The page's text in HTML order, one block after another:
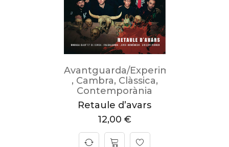
Avantguarda/Experimental
, Cambra, Clàssica,
Contemporània
Retaule d’avars
12,00 €